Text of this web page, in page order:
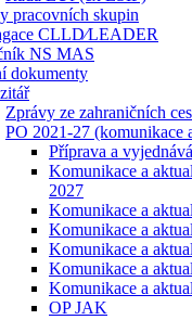
pracovních skupin
CLLD⁄LEADER
NS MAS
dokumenty
Zprávy ze zahraničních
PO 2021-27 (komunikace
Příprava a
Komunikace a
2027
Komunikace a
Komunikace a
Komunikace a
Komunikace a
Komunikace a
OP JAK